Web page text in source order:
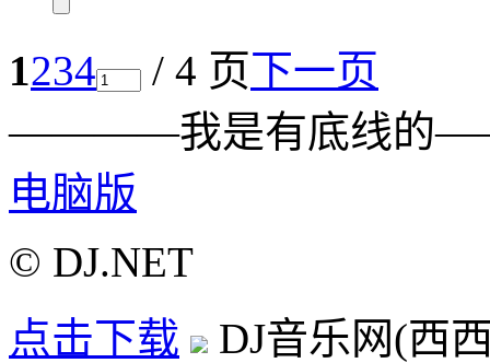
1234 / 4 页下一页
————我是有底线
电脑版
© DJ.NET
点击下载
DJ音乐网(西